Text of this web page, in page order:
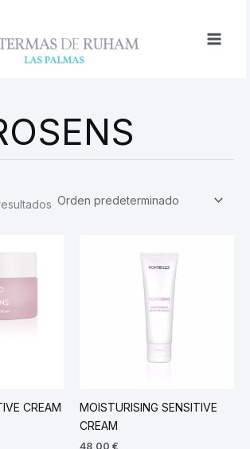
CREAM
MOISTURISING SENSITIVE
CREAM
48,00 €